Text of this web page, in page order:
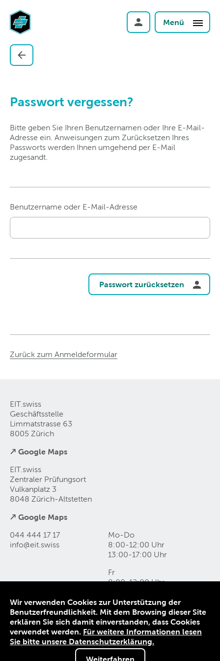
Menü
Passwort vergessen?
Bitte geben Sie Ihren Benutzernamen oder Ihre E-Mail-
Adresse ein. Anweisungen zum Zurücksetzen Ihres
Passworts werden Ihnen umgehend per E-Mail
zugesandt.
Benutzername oder E-Mail-Adresse
Passwort zurücksetzen
Zurück zum Anmeldeformular
EIT.swiss
Geschäftsstelle
Limmatstrasse 63
8005 Zürich
↗ Google Maps
EIT.swiss
Zentraler Prüfungsort
Vulkanplatz 3
8048 Zürich-Altstetten
↗ Google Maps
044 444 17 17
info@eit swiss
Mo-Do
8:00-12:00 Uhr
13:00-17:00 Uhr
Fr
8:00-12:00 Uhr
Kontakt und Anfahrt
Datenschutz
Impressum
AGB
Wir verwenden Cookies zur Unterstützung der
Benutzerfreundlichkeit. Mit dem Browsing dieser Site
erklären Sie sich damit einverstanden, dass Cookies
verwendet werden. Für weitere Informationen lesen
Sie bitte unsere Datenschutzerklärung.
Weiterfahren